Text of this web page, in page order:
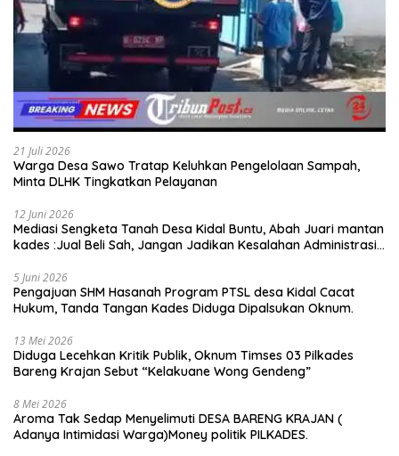
21 Juli 2026
Warga Desa Sawo Tratap Keluhkan Pengelolaan Sampah,
Minta DLHK Tingkatkan Pelayanan
12 Juni 2026
Mediasi Sengketa Tanah Desa Kidal Buntu, Abah Juari mantan
kades :Jual Beli Sah, Jangan Jadikan Kesalahan Administrasi
5 Juni 2026
Pengajuan SHM Hasanah Program PTSL desa Kidal Cacat
Hukum, Tanda Tangan Kades Diduga Dipalsukan Oknum.
13 Mei 2026
Diduga Lecehkan Kritik Publik, Oknum Timses 03 Pilkades
Bareng Krajan Sebut “Kelakuane Wong Gendeng”
8 Mei 2026
Aroma Tak Sedap Menyelimuti DESA BARENG KRAJAN (
Adanya Intimidasi Warga)Money politik PILKADES.